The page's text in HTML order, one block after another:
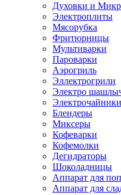
Духовки и
Электроплиты
Мясорубка
Фритюрницы
Мультиварки
Пароварки
Аэрогриль
Эллектрогрили
Электро
Электрочайники
Блендеры
Миксеры
Кофеварки
Кофемолки
Дегидраторы
Шоколадницы
Аппарат для
Аппарат для